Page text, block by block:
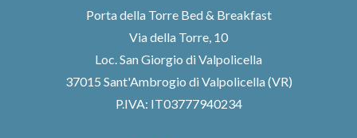
Porta della Torre Bed & Breakfast
Via della Torre, 10
Loc. San Giorgio di Valpolicella
37015 Sant'Ambrogio di Valpolicella (VR)
P.IVA: IT03777940234